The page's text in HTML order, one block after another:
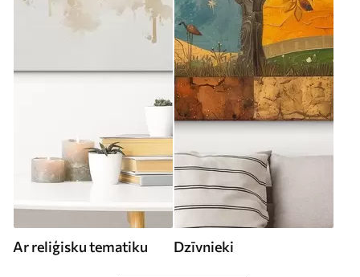
Ar reliģisku tematiku Dzīvnieki